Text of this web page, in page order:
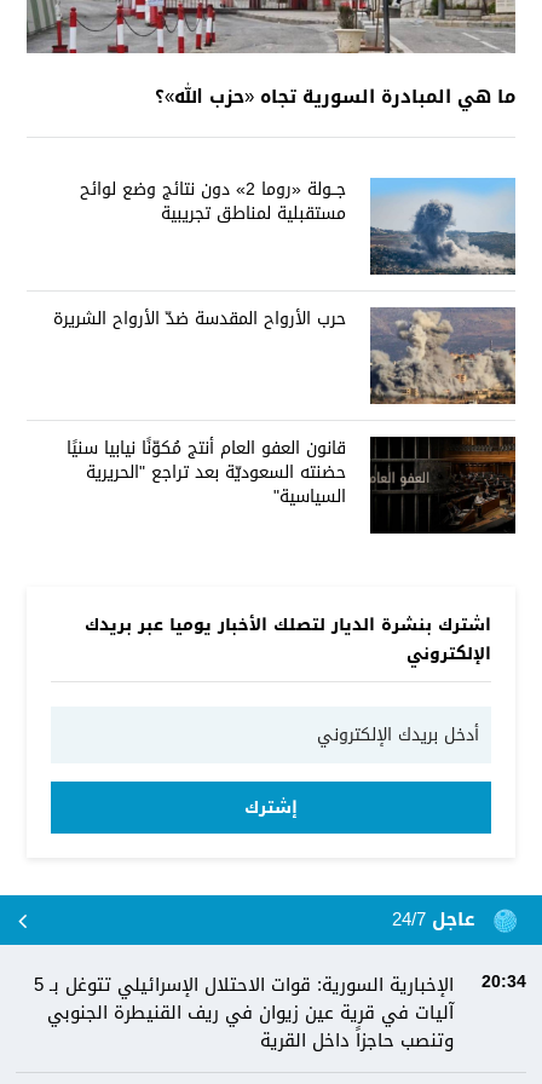
ما هي المبادرة السورية تجاه «حزب الله»؟
جــولة «روما 2» دون نتائج وضع لوائح
مستقبلية لمناطق تجريبية
حرب الأرواح المقدسة ضدّ الأرواح الشريرة
قانون العفو العام أنتج مُكوّنًا نيابيا سنيًا
حضنته السعوديّة بعد تراجع "الحريرية
السياسية"
اشترك بنشرة الديار لتصلك الأخبار يوميا عبر بريدك
الإلكتروني
إشترك
عاجل 24/7
20:34
الإخبارية السورية: قوات الاحتلال الإسرائيلي تتوغل بـ 5
آليات في قرية عين زيوان في ريف القنيطرة الجنوبي
وتنصب حاجزاً داخل القرية